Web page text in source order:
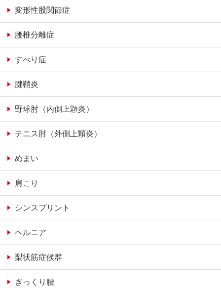
変形性股関節症
腰椎分離症
すべり症
腱鞘炎
野球肘（内側上顆炎）
テニス肘（外側上顆炎）
めまい
肩こり
シンスプリント
ヘルニア
梨状筋症候群
ぎっくり腰